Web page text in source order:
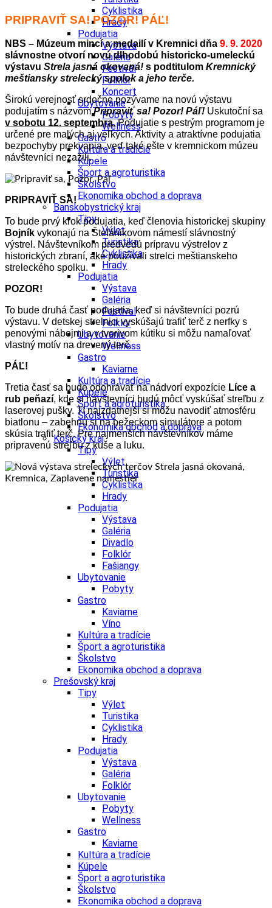
Cyklistika
Hrady
Podujatia
Výstava
Galéria
Festival
Folklór
Koncert
Ubytovanie
Pobyty
Wellness
Gastro
Kultúra a tradície
Kúpele
Šport a agroturistika
Školstvo
Ekonomika obchod a doprava
Banskobystrický kraj
Tipy
Výlet
Turistika
Cyklistika
Hrady
Podujatia
Výstava
Galéria
Festival
Folklór
Ubytovanie
Wellness
Gastro
Kaviarne
Kultúra a tradície
Kúpele
Šport a agroturistika
Školstvo
Ekonomika obchod a doprava
Košický kraj
Tipy
Výlet
Turistika
Cyklistika
Hrady
Podujatia
Výstava
Galéria
Divadlo
Folklór
Fašiangy
Ubytovanie
Pobyty
Gastro
Kaviarne
Víno
Kultúra a tradície
Šport a agroturistika
Školstvo
Ekonomika obchod a doprava
Prešovský kraj
Tipy
Výlet
Turistika
Cyklistika
Hrady
Podujatia
Výstava
Galéria
Folklór
Ubytovanie
Pobyty
Wellness
Gastro
Kaviarne
Kultúra a tradície
Kúpele
Šport a agroturistika
Školstvo
Ekonomika obchod a doprava
PRIPRAVIŤ SA!POZOR! PÁĽ!
NBS – Múzeum mincí a medailí v Kremnici dňa 9. 9. 2020
slávnostne otvorí novú dlhodobú historicko-umeleckú
výstavu Strela jasná okovaná! s podtitulom Kremnický
meštiansky strelecký spolok a jeho terče.
Širokú verejnosť srdečne pozývame na novú výstavu
podujatím s názvomPripraviť sa! Pozor! Páľ! Uskutoční sa
v sobotu 12. septembra.Podujatie s pestrým programom je
určené pre malých aj veľkých. Aktivity a atraktívne podujatia
bezpochyby prekvapia, veď také ešte v kremnickom múzeu
návštevníci nezažili.
PRIPRAVIŤ SA!
To bude prvý krok podujatia, keď členovia historickej skupiny
Bojník vykonajú na Štefánikovom námestí slávnostný
výstrel. Návštevníkom predvedú prípravu výstrelov z
historických zbraní, aké používali strelci meštianskeho
streleckého spolku.
POZOR!
To bude druhá časť podujatia, keď si návštevníci pozrú
výstavu. V detskej strelnici vyskúšajú trafiť terč z nerfky s
penovými nábojmi a v tvorivom kútiku si môžu namaľovať
vlastný motív na drevený terč.
PÁĽ!
Tretia časť sa bude odohrávať na nádvorí expozície Líce a
rub peňazí, kde si návštevníci budú môcť vyskúšať streľbu z
laserovej pušky. Tí najzdatnejší si môžu navodiť atmosféru
biatlonu – zabehnú si na bežeckom simulátore a potom
skúsia trafiť terč. Pre najmenších návštevníkov máme
pripravenú streľbu z kuše a luku.